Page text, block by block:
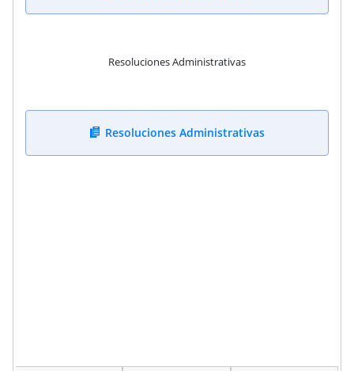
Resoluciones Administrativas
Resoluciones Administrativas